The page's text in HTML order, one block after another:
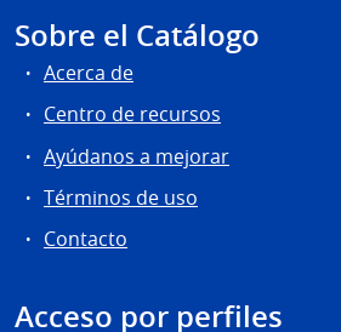
Sobre el Catálogo
Acerca de
Centro de recursos
Ayúdanos a mejorar
Términos de uso
Contacto
Acceso por perfiles